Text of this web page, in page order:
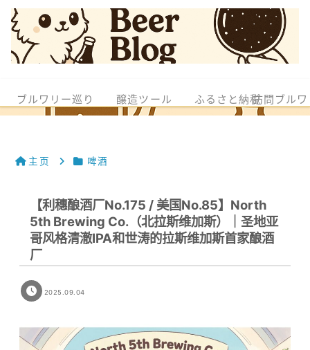
ブルワリー巡り 醸造ツール ふるさと納税訪問ブル
主页 啤酒
【利穗酿酒厂No.175 / 美国No.85】North
5th Brewing Co.（北拉斯维加斯）｜圣地亚
哥风格清澈IPA和世涛的拉斯维加斯首家酿酒
厂
2025.09.04